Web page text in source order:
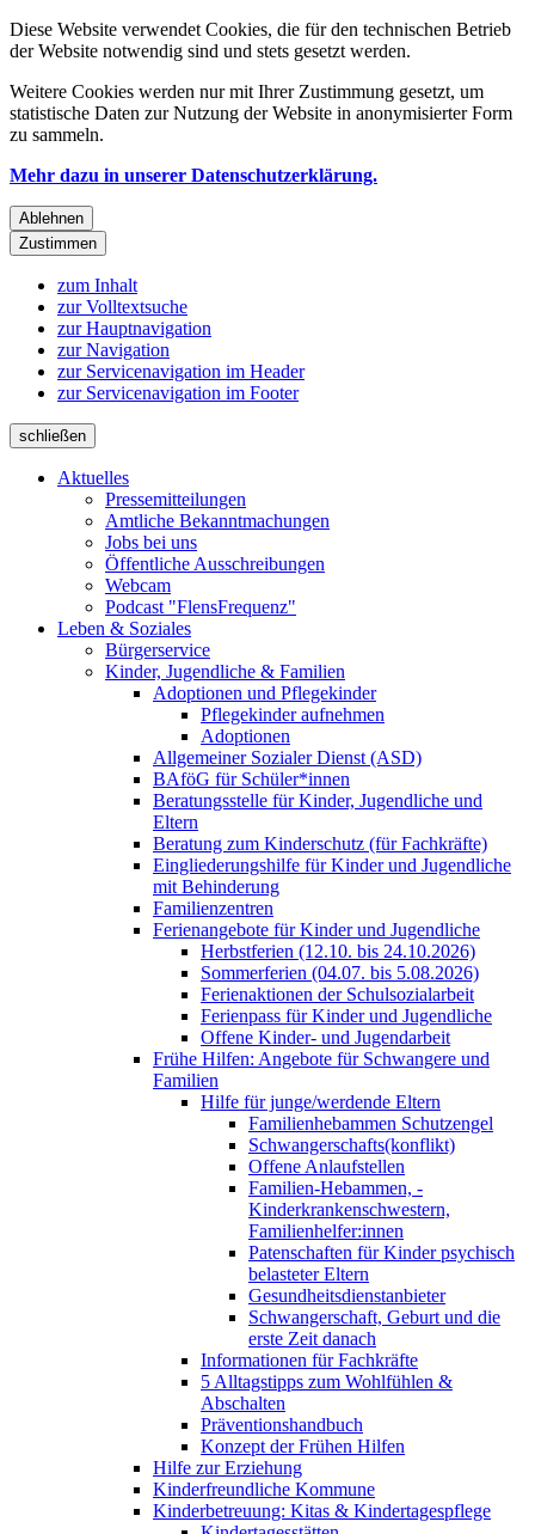
Diese Website verwendet Cookies, die für den technischen Betrieb
der Website notwendig sind und stets gesetzt werden.
Weitere Cookies werden nur mit Ihrer Zustimmung gesetzt, um
statistische Daten zur Nutzung der Website in anonymisierter Form
zu sammeln.
Mehr dazu in unserer Datenschutzerklärung.
Ablehnen
Zustimmen
zum Inhalt
zur Volltextsuche
zur Hauptnavigation
zur Navigation
zur Servicenavigation im Header
zur Servicenavigation im Footer
schließen
Aktuelles
Pressemitteilungen
Amtliche Bekanntmachungen
Jobs bei uns
Öffentliche Ausschreibungen
Webcam
Podcast "FlensFrequenz"
Leben & Soziales
Bürgerservice
Kinder, Jugendliche & Familien
Adoptionen und Pflegekinder
Pflegekinder aufnehmen
Adoptionen
Allgemeiner Sozialer Dienst (ASD)
BAföG für Schüler*innen
Beratungsstelle für Kinder, Jugendliche und
Eltern
Beratung zum Kinderschutz (für Fachkräfte)
Eingliederungshilfe für Kinder und Jugendliche
mit Behinderung
Familienzentren
Ferienangebote für Kinder und Jugendliche
Herbstferien (12.10. bis 24.10.2026)
Sommerferien (04.07. bis 5.08.2026)
Ferienaktionen der Schulsozialarbeit
Ferienpass für Kinder und Jugendliche
Offene Kinder- und Jugendarbeit
Frühe Hilfen: Angebote für Schwangere und
Familien
Hilfe für junge/werdende Eltern
Familienhebammen Schutzengel
Schwangerschafts(konflikt)
Offene Anlaufstellen
Familien-Hebammen, -
Kinderkrankenschwestern,
Familienhelfer:innen
Patenschaften für Kinder psychisch
belasteter Eltern
Gesundheitsdienstanbieter
Schwangerschaft, Geburt und die
erste Zeit danach
Informationen für Fachkräfte
5 Alltagstipps zum Wohlfühlen &
Abschalten
Präventionshandbuch
Konzept der Frühen Hilfen
Hilfe zur Erziehung
Kinderfreundliche Kommune
Kinderbetreuung: Kitas & Kindertagespflege